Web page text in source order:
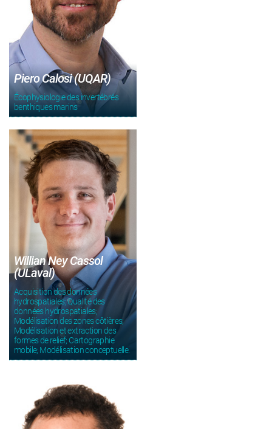
Piero Calosi (UQAR)
Écophysiologie des invertébrés
benthiques marins
Willian Ney Cassol
(ULaval)
Acquisition des données
hydrospatiales; Qualité des
données hydrospatiales;
Modélisation des zones côtières;
Modélisation et extraction des
formes de relief; Cartographie
mobile; Modélisation conceptuelle.